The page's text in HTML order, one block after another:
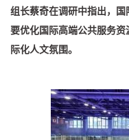
组长蔡奇在调研中指出，国
要优化国际高端公共服务
际化人文氛围。